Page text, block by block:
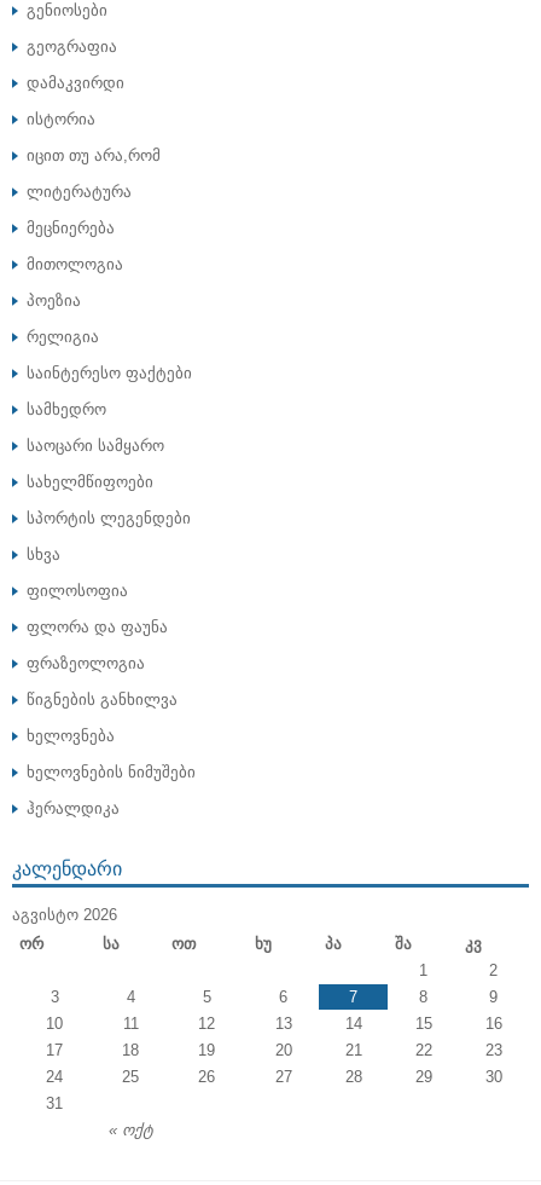
გენიოსები
გეოგრაფია
დამაკვირდი
ისტორია
იცით თუ არა,რომ
ლიტერატურა
მეცნიერება
მითოლოგია
პოეზია
რელიგია
საინტერესო ფაქტები
სამხედრო
საოცარი სამყარო
სახელმწიფოები
სპორტის ლეგენდები
სხვა
ფილოსოფია
ფლორა და ფაუნა
ფრაზეოლოგია
წიგნების განხილვა
ხელოვნება
ხელოვნების ნიმუშები
ჰერალდიკა
ᲙᲐᲚᲔᲜᲓᲐᲠᲘ
ᲐᲒᲕᲘᲡᲢᲝ 2026
Ორ
Სა Ოთ Ხუ Პა Შა Კვ
« ოქტ
1
2
3
4 5 6 7 8
9
10
11 12 13 14 15
16
17
18 19 20 21 22
23
24
25 26 27 28 29
30
31